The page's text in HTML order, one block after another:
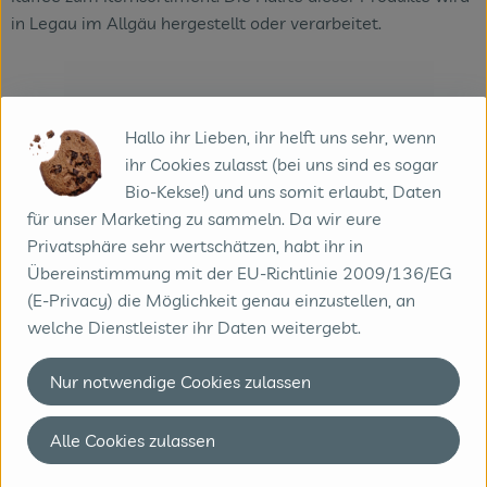
in Legau im Allgäu hergestellt oder verarbeitet.
Produktqualität steht bei Rapunzel an erster Stelle. Das
Qualitätssicherungs-Team nimmt daher eine
Schlüsselposition im Unternehmen ein. Die Kontrollen der
Rohstoffe beginnen bereits auf dem Feld. Bei
Wareneingang werden alle Rohstoffe und Produkte
beprobt. Zusätzlich werden sie durch anerkannte externe
Labors unabhängig analysiert.
Wie schon zu Beginn liegen Rapunzel auch heute die
persönlichen Kontakte zu den Lieferanten und langfristige
Partnerschaften besonders am Herzen. Besuche vor Ort,
Beratung durch eigene Agrar-Ingenieure und der rege
Hallo ihr Lieben, ihr helft uns sehr, wenn
ihr Cookies zulasst (bei uns sind es sogar
Bio-Kekse!) und uns somit erlaubt, Daten
für unser Marketing zu sammeln. Da wir eure
Privatsphäre sehr wertschätzen, habt ihr in
Übereinstimmung mit der EU-Richtlinie 2009/136/EG
(E-Privacy) die Möglichkeit genau einzustellen, an
welche Dienstleister ihr Daten weitergebt.
Nur notwendige Cookies zulassen
Alle Cookies zulassen